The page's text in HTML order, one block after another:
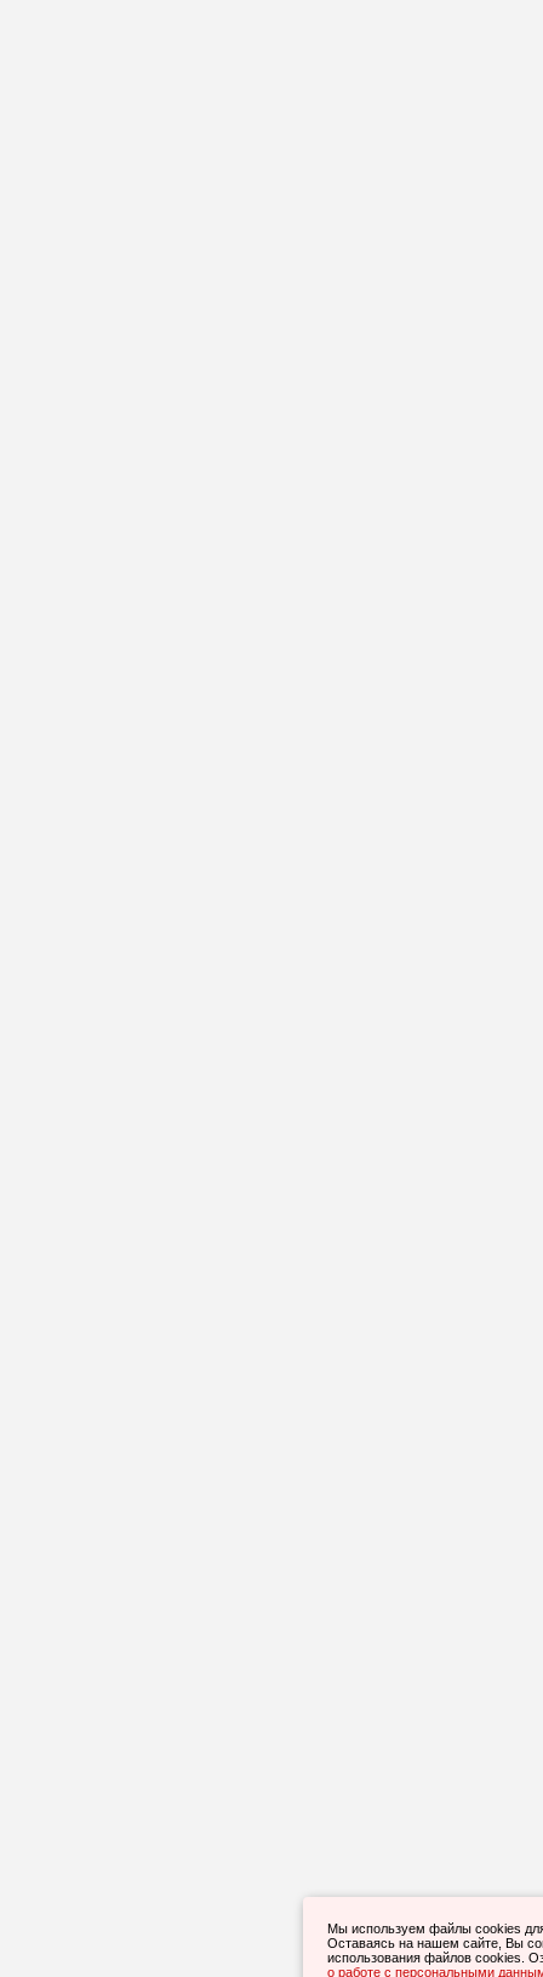
Мы используем файлы cookies
Оставаясь на нашем сайте, Вы
использования файлов cookies.
о работе с персональными